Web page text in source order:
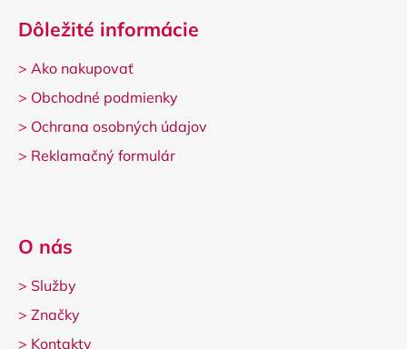
Dôležité informácie
> Ako nakupovať
> Obchodné podmienky
> Ochrana osobných údajov
> Reklamačný formulár
O nás
> Služby
> Značky
> Kontakty